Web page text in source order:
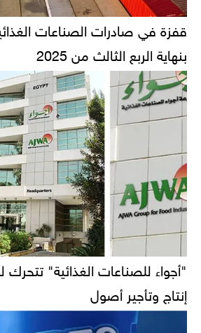
بنهاية الربع الثالث من 2025
"أجواء للصناعات الغذائية"
إنتاج وتأجير أصول